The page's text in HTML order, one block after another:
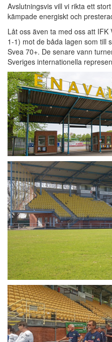
Avslutningsvis vill vi rikta ett
kämpade energiskt och
Låt oss även ta med oss att
1-1) mot de båda lagen som till
Svea 70+. De senare vann
Sveriges internationella